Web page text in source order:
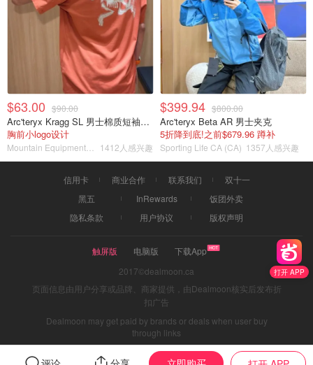
打开 APP
$63.00 $90.00
Arc'teryx Kragg SL 男士棉质短袖T恤
胸前小logo设计
1412人感兴趣
$399.94 $800.00
Arc'teryx Beta AR 男士夹克
5折降到底!之前$679.96 蹲补
Sporting Life CA (CA) 1357人感兴趣
信用卡 商业合作 联系我们
双十一
黑五
InRewards
饭团外卖
隐私条款
用户协议 版权声明
触屏版 电脑版
下载App
2017©dealmoon.ca
页面信息由用户分享或品牌、商家提供，由Dealmoon核实后发布折
扣广告
Dealmoon may get paid by brands or deals when user buy
through links